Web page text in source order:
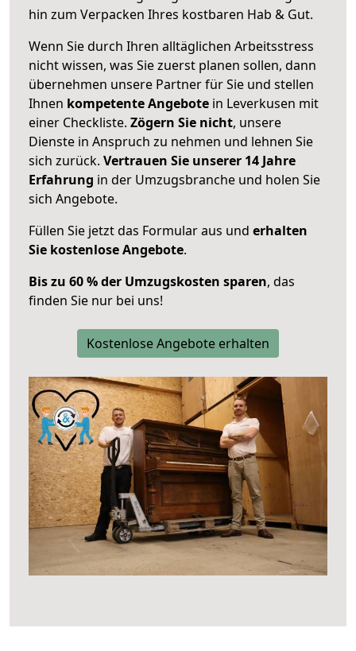
hin zum Verpacken Ihres kostbaren Hab & Gut.
Wenn Sie durch Ihren alltäglichen Arbeitsstress
nicht wissen, was Sie zuerst planen sollen, dann
übernehmen unsere Partner für Sie und stellen
Ihnen kompetente Angebote in Leverkusen mit
einer Checkliste. Zögern Sie nicht, unsere
Dienste in Anspruch zu nehmen und lehnen Sie
sich zurück. Vertrauen Sie unserer 14 Jahre
Erfahrung in der Umzugsbranche und holen Sie
sich Angebote.
Füllen Sie jetzt das Formular aus und erhalten
Sie kostenlose Angebote.
Bis zu 60 % der Umzugskosten sparen, das
finden Sie nur bei uns!
Kostenlose Angebote erhalten